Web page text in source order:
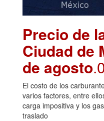
Precio de
Ciudad de
de agosto
El costo de los
varios factores, entre
carga impositiva y los
traslado